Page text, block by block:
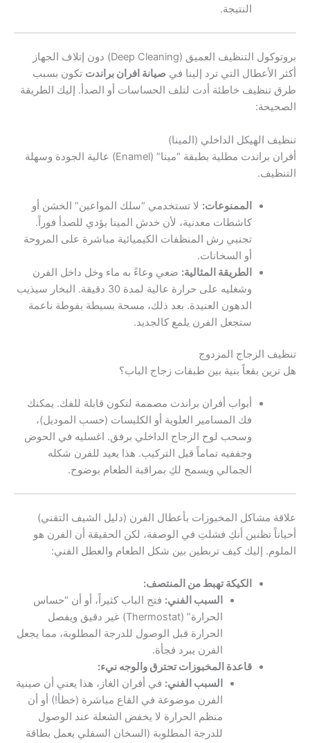
النتيجة.
بروتوكول التنظيف العميق (Deep Cleaning) دون إتلاف الجهاز
أكثر الأعطال التي ترد إلينا في صيانة افران براندت تكون بسبب
طرق تنظيف خاطئة أدت لتلف الحساسات أو الصدأ. إليك الطريقة
الصحيحة:
تنظيف الهيكل الداخلي (المينا)
أفران براندت مطلية بطبقة “مينا” (Enamel) عالية الجودة وسهلة
التنظيف.
الممنوعات: لا تستخدمي “سلك المواعين” الخشن أو
كاشطات معدنية، لأن خدش المينا يؤدي للصدأ فوراً.
تجنبي رش المنظفات الكيميائية مباشرة على المروحة
أو السخانات.
الطريقة المثالية: ضعي وعاءً به ماء وخل داخل الفرن
وشغليه على حرارة عالية لمدة 30 دقيقة. البخار سيذيب
الدهون العنيدة. بعد ذلك، مسحة بسيطة بفوطة ناعمة
ستجعل الفرن يلمع كالجديد.
تنظيف الزجاج المزدوج
هل ترين بقعاً بنية بين طبقات زجاج الباب؟
أبواب أفران براندت مصممة لتكون قابلة للفك. يمكنك
فك المسامير العلوية أو الكلبسات (حسب الموديل)،
وسحب لوح الزجاج الداخلي برفق. اغسليه في الحوض
وجففيه تماماً قبل التركيب. هذا يعيد للفرن شكله
الجمالي ويسمح لكِ بمراقبة الطعام بوضوح.
علاقة مشاكل المخبوزات بأعطال الفرن (دليل الشيف التقني)
أحياناً تظنين أنكِ فشلتِ في الوصفة، لكن الحقيقة أن الفرن هو
الملوم. إليك كيف تربطين بين شكل الطعام والعطل الفني:
الكيكة تهبط من المنتصف:
السبب الفني: فتح الباب كثيراً، أو أن “حساس
الحرارة” (Thermostat) غير دقيق ويفصل
الحرارة قبل الوصول للدرجة المطلوبة، مما يجعل
الفرن يبرد فجأة.
قاعدة المخبوزات تحترق والوجه نيء:
السبب الفني: في أفران الغاز، هذا يعني أن صينية
الفرن موضوعة في القاع مباشرة (خطأ!) أو أن
منظم الحرارة لا يخفض الشعلة عند الوصول
للدرجة المطلوبة (السخان السفلي يعمل بطاقة